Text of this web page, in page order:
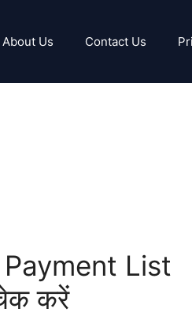
About Us Contact Us
List
करें